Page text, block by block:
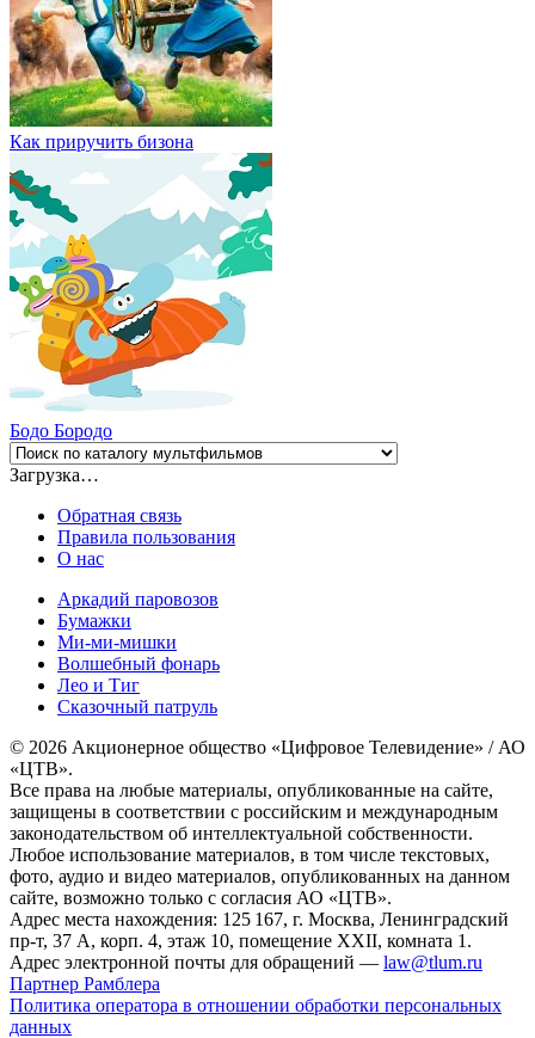
Как приручить бизона
Бодо Бородо
Загрузка…
Обратная связь
Правила пользования
О нас
Аркадий паровозов
Бумажки
Ми-ми-мишки
Волшебный фонарь
Лео и Тиг
Сказочный патруль
© 2026 Акционерное общество «Цифровое Телевидение» / АО
«ЦТВ».
Все права на любые материалы, опубликованные на сайте,
защищены в соответствии с российским и международным
законодательством об интеллектуальной собственности.
Любое использование материалов, в том числе текстовых,
фото, аудио и видео материалов, опубликованных на данном
сайте, возможно только с согласия АО «ЦТВ».
Адрес места нахождения: 125 167, г. Москва, Ленинградский
пр-т, 37 А, корп. 4, этаж 10, помещение XXII, комната 1.
Адрес электронной почты для обращений — law@tlum.ru
Партнер Рамблера
Политика оператора в отношении обработки персональных
данных